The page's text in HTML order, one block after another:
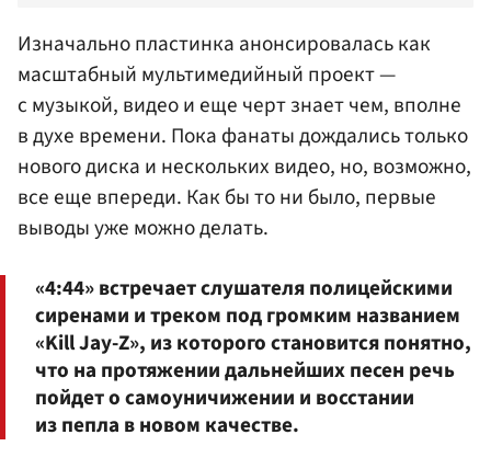
Изначально пластинка анонсировалась как
масштабный мультимедийный проект —
с музыкой, видео и еще черт знает чем, вполне
в духе времени. Пока фанаты дождались только
нового диска и нескольких видео, но, возможно,
все еще впереди. Как бы то ни было, первые
выводы уже можно делать.
«4:44» встречает слушателя полицейскими
сиренами и треком под громким названием
«Kill Jay-Z», из которого становится понятно,
что на протяжении дальнейших песен речь
пойдет о самоуничижении и восстании
из пепла в новом качестве.